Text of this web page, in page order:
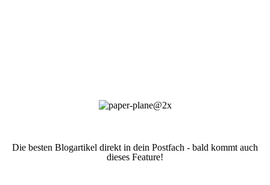
Die besten Blogartikel direkt in dein Postfach - bald kommt auch
dieses Feature!